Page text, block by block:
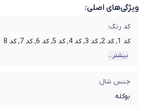
ویژگی‌های اصلی:
کد رنگ:
کد 1, کد 2, کد 3, کد 4, کد 5, کد 6, کد 7, کد 8
بیشتر...
جنس شال:
بوکله